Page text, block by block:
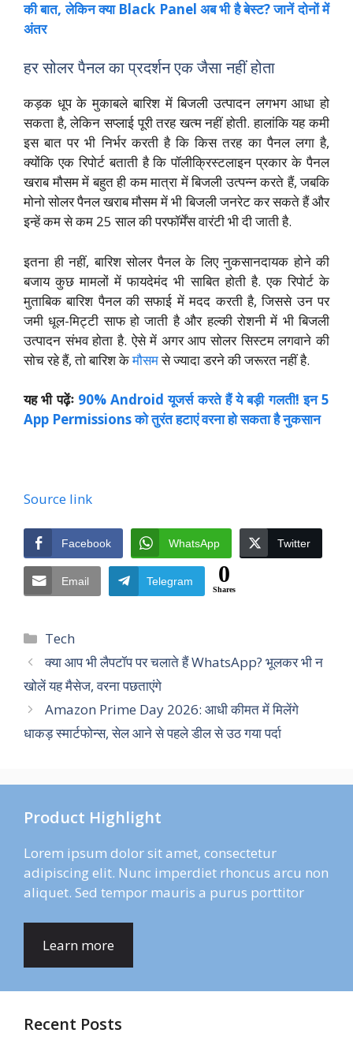
की बात, लेकिन क्या Black Panel अब भी है बेस्ट? जानें दोनों में
अंतर
हर सोलर पैनल का प्रदर्शन एक जैसा नहीं होता
कड़क धूप के मुकाबले बारिश में बिजली उत्पादन लगभग आधा हो
सकता है, लेकिन सप्लाई पूरी तरह खत्म नहीं होती. हालांकि यह कमी
इस बात पर भी निर्भर करती है कि किस तरह का पैनल लगा है,
क्योंकि एक रिपोर्ट बताती है कि पॉलीक्रिस्टलाइन प्रकार के पैनल
खराब मौसम में बहुत ही कम मात्रा में बिजली उत्पन्न करते हैं, जबकि
मोनो सोलर पैनल खराब मौसम में भी बिजली जनरेट कर सकते हैं और
इन्हें कम से कम 25 साल की परफॉर्मेंस वारंटी भी दी जाती है.
इतना ही नहीं, बारिश सोलर पैनल के लिए नुकसानदायक होने की
बजाय कुछ मामलों में फायदेमंद भी साबित होती है. एक रिपोर्ट के
मुताबिक बारिश पैनल की सफाई में मदद करती है, जिससे उन पर
जमी धूल-मिट्टी साफ हो जाती है और हल्की रोशनी में भी बिजली
उत्पादन संभव होता है. ऐसे में अगर आप सोलर सिस्टम लगवाने की
सोच रहे हैं, तो बारिश केमौसमसे ज्यादा डरने की जरूरत नहीं है.
यह भी पढ़ेंः 90% Android यूजर्स करते हैं ये बड़ी गलती! इन 5
App Permissions को तुरंत हटाएं वरना हो सकता है नुकसान
Source link
Facebook WhatsApp Twitter
Email Telegram 0
Shares
Categories
Tech
क्या आप भी लैपटॉप पर चलाते हैं WhatsApp? भूलकर भी न
खोलें यह मैसेज, वरना पछताएंगे
Amazon Prime Day 2026: आधी कीमत में मिलेंगे
धाकड़ स्मार्टफोन्स, सेल आने से पहले डील से उठ गया पर्दा
Product Highlight
Lorem ipsum dolor sit amet, consectetur
adipiscing elit. Nunc imperdiet rhoncus arcu non
aliquet. Sed tempor mauris a purus porttitor
Learn more
Recent Posts